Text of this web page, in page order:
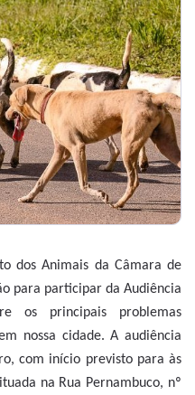
dos Animais da Câmara de
para participar da Audiência
os principais problemas
nossa cidade. A audiência
com início previsto para às
na Rua Pernambuco, nº